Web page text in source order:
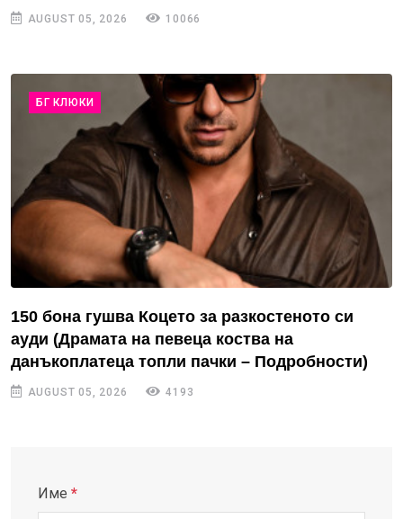
AUGUST 05, 2026 10066
БГ КЛЮКИ
150 бона гушва Коцето за разкостеното си
ауди (Драмата на певеца коства на
данъкоплатеца топли пачки – Подробности)
AUGUST 05, 2026 4193
Име *